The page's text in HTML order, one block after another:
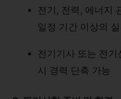
전기, 전력, 에너지
일정 기간 이상의
전기기사 또는 전
시 경력 단축 가능